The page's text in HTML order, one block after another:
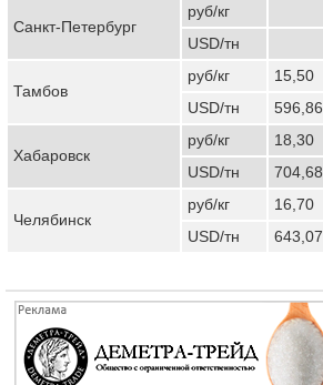
Санкт-Петербург
руб/кг
USD/тн
Тамбов
руб/кг 15,50
USD/тн
596,86
Хабаровск
руб/кг 18,30
USD/тн
704,68
Челябинск
руб/кг 16,70
USD/тн
643,07